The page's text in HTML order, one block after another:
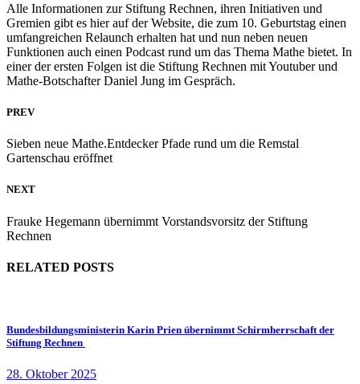
Alle Informationen zur Stiftung Rechnen, ihren Initiativen und
Gremien gibt es hier auf der Website, die zum 10. Geburtstag einen
umfangreichen Relaunch erhalten hat und nun neben neuen
Funktionen auch einen Podcast rund um das Thema Mathe bietet. In
einer der ersten Folgen ist die Stiftung Rechnen mit Youtuber und
Mathe-Botschafter Daniel Jung im Gespräch.
PREV
Sieben neue Mathe.Entdecker Pfade rund um die Remstal
Gartenschau eröffnet
NEXT
Frauke Hegemann übernimmt Vorstandsvorsitz der Stiftung
Rechnen
RELATED POSTS
Bundesbildungsministerin Karin Prien übernimmt Schirmherrschaft der
Stiftung Rechnen
28. Oktober 2025